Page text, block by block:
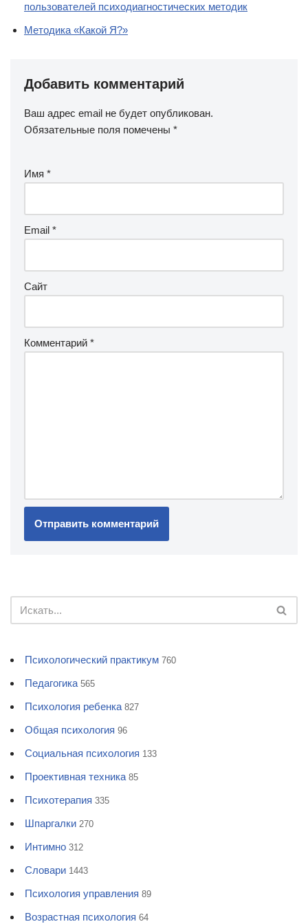
пользователей психодиагностических методик
Методика «Какой Я?»
Добавить комментарий
Ваш адрес email не будет опубликован.
Обязательные поля помечены *
Имя *
Email *
Сайт
Комментарий *
Психологический практикум 760
Педагогика 565
Психология ребенка 827
Общая психология 96
Социальная психология 133
Проективная техника 85
Психотерапия 335
Шпаргалки 270
Интимно 312
Словари 1443
Психология управления 89
Возрастная психология 64